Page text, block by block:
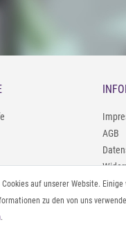
9388966
98693481
AGB
auf unserer Website.
zu den von uns
.